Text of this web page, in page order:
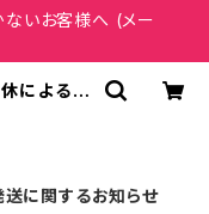
いお客様へ (メー
による発
に関するお知らせ